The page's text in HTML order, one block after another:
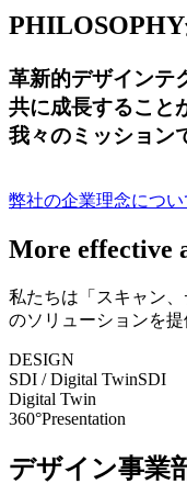
PHILOSOPHY
革新的デザインテ
共に成長すること
我々のミッション
弊社の企業理念につい
More effective
私たちは「スキャン、
のソリューションを提
DESIGN
SDI / Digital TwinSDI
Digital Twin
360°Presentation
デザイン事業